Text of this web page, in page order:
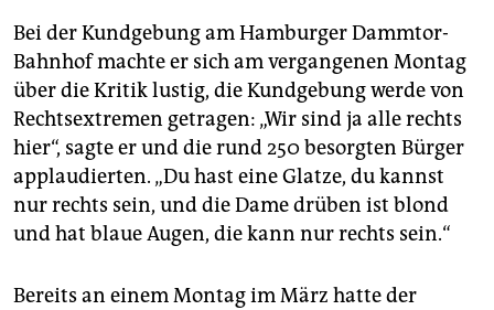
Bei der Kundgebung am Hamburger Dammtor-
Bahnhof machte er sich am vergangenen Montag
über die Kritik lustig, die Kundgebung werde von
Rechtsextremen getragen: „Wir sind ja alle rechts
hier“, sagte er und die rund 250 besorgten Bürger
applaudierten. „Du hast eine Glatze, du kannst
nur rechts sein, und die Dame drüben ist blond
und hat blaue Augen, die kann nur rechts sein.“
Bereits an einem Montag im März hatte der